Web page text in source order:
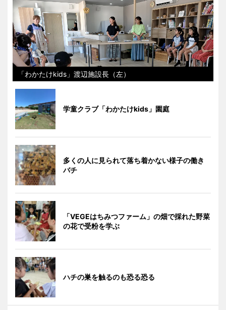
「わかたけkids」渡辺施設長（左）
学童クラブ「わかたけkids」園庭
多くの人に見られて落ち着かない様子の働き
バチ
「VEGEはちみつファーム」の畑で採れた野菜
の花で受粉を学ぶ
ハチの巣を触るのも恐る恐る